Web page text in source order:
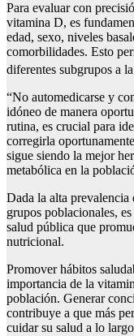
Para evaluar con
vitamina D, es
edad, sexo, niveles
comorbilidades. Esto
diferentes subgrupos a
“No automedicarse y
idóneo de manera
rutina, es crucial para
corregirla
sigue siendo la mejor
metabólica en la
Dada la alta
grupos poblacionales,
salud pública que
nutricional.
Promover hábitos
importancia de la
población. Generar
contribuye a que más
cuidar su salud a lo